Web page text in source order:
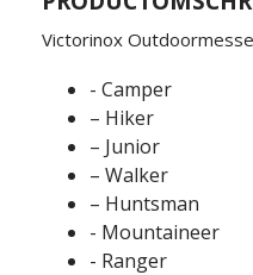
Victorinox
- Camper
– Hiker
– Junior
– Walker
– Huntsman
- Mountaineer
- Ranger